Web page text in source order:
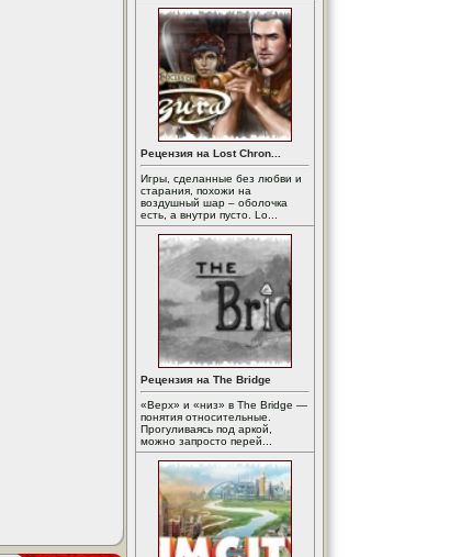
Рецензия на Lost Chron...
Игры, сделанные без любви и
старания, похожи на
воздушный шар – оболочка
есть, а внутри пусто. Lo...
Рецензия на The Bridge
«Верх» и «низ» в The Bridge —
понятия относительные.
Прогуливаясь под аркой,
можно запросто перей...